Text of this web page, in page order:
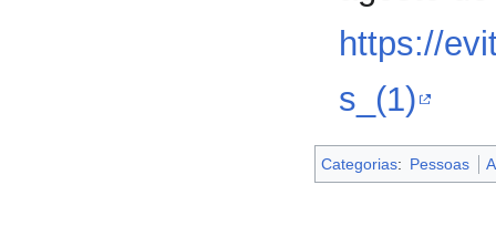
https://
s_(1)
Categorias: Pessoas